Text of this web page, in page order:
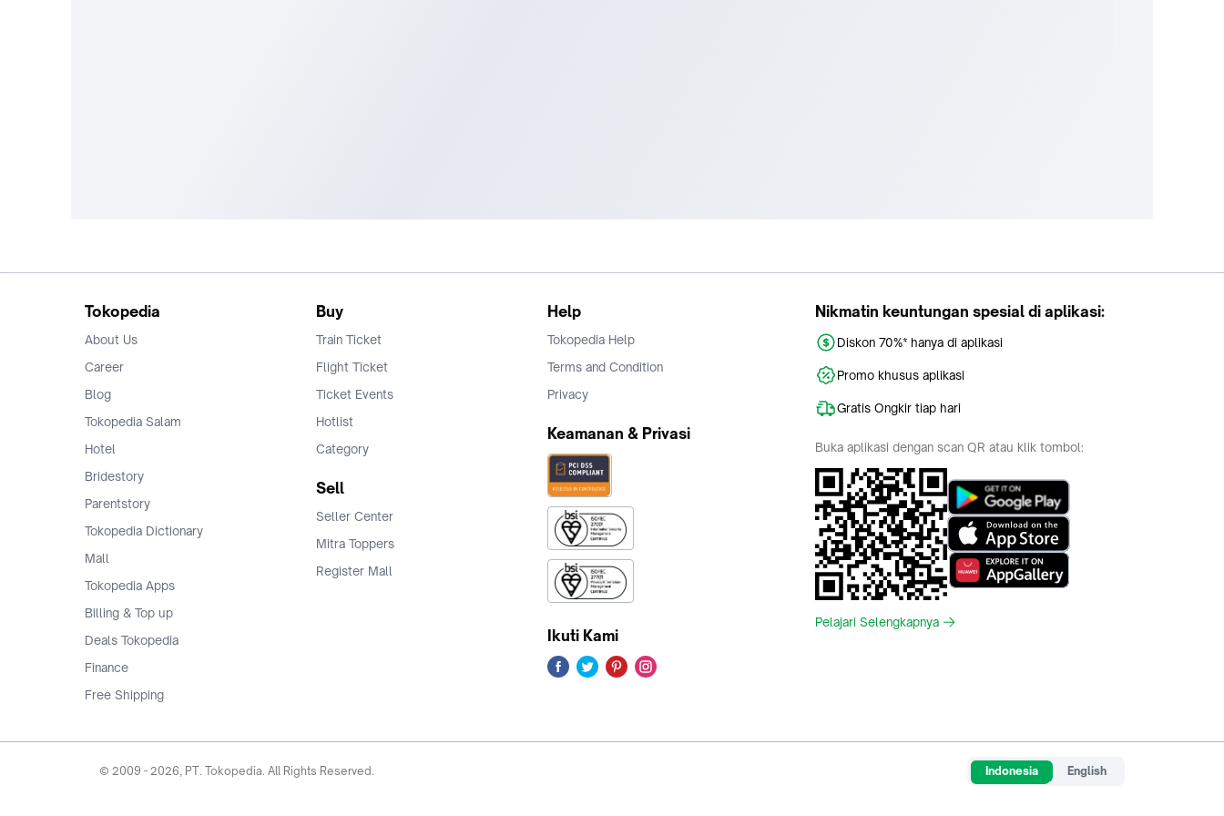
Tokopedia
About Us
Career
Blog
Tokopedia Salam
Hotel
Bridestory
Parentstory
Tokopedia Dictionary
Mall
Tokopedia Apps
Billing & Top up
Deals Tokopedia
Finance
Free Shipping
Buy
Train Ticket
Flight Ticket
Ticket Events
Hotlist
Category
Sell
Seller Center
Mitra Toppers
Register Mall
Help
Tokopedia Help
Terms and Condition
Privacy
Keamanan & Privasi
Ikuti Kami
Nikmatin keuntungan spesial di aplikasi:
Diskon 70%* hanya di aplikasi
Promo khusus aplikasi
Gratis Ongkir tiap hari
Buka aplikasi dengan scan QR atau klik tombol:
Pelajari Selengkapnya
© 2009 - 2026, PT. Tokopedia. All Rights Reserved. Indonesia English